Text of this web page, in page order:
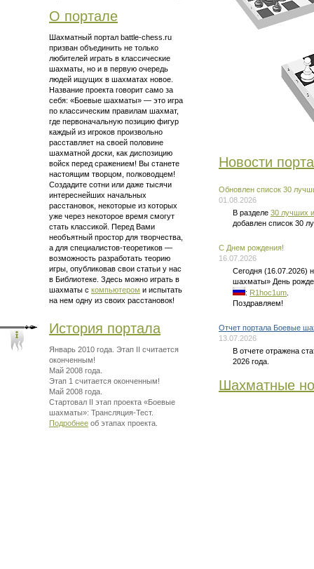
О портале
Шахматный портал battle-chess.ru
призван объединить не только
любителей играть в классические
шахматы, но и в первую очередь
людей ищущих в шахматах новое.
Название проекта говорит само за
себя: «Боевые шахматы» — это игра
по классическим правилам шахмат,
где первоначальную позицию фигур
каждый из игроков произвольно
расставляет на своей половине
шахматной доски, как диспозицию
войск перед сражением! Вы станете
настоящим творцом, полководцем!
Создадите сотни или даже тысячи
интереснейших начальных
расстановок, некоторые из которых
уже через некоторое время смогут
стать классикой. Перед Вами
необъятный простор для творчества,
а для специалистов-теоретиков —
возможность разработать теорию
игры, опубликовав свои статьи у нас
в Библиотеке. Здесь можно играть в
шахматы с компьютером и испытать
на нем одну из своих расстановок!
История портала
Январь 2010 года. Этап II считается
оконченным!
Май 2008 года.
Этап 1 считается оконченным!
Май 2008 года.
Стартовал II этап проекта «Боевые
шахматы»: Трансляция-Тест.
Подробнее об этапах проекта.
Новости
Обновлен список 30
01.08.2026
В разделе 30 лучших
добавлен список 30
C Днем рождения!
16.07.2026
Сегодня (16.07.2026)
шахматы» День
: R1hoc1um
Поздравляем!
Отчет портала Боевые
13.07.2026
В отчете отражена
2026 года.
Шахматные